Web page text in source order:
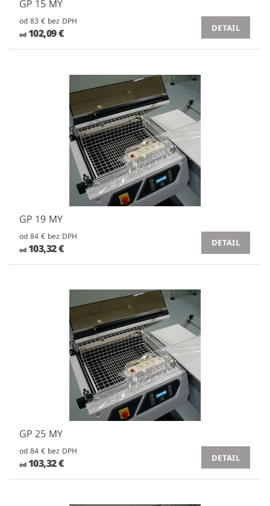
GP 15 MY
od 83 € bez DPH
od102,09 € DETAIL
GP 19 MY
od 84 € bez DPH
od103,32 € DETAIL
GP 25 MY
od 84 € bez DPH
od103,32 € DETAIL